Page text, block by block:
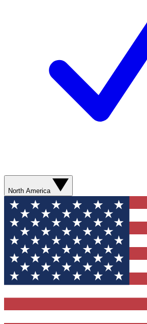
North America